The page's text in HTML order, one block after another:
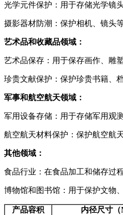
光学元件保护：用于存储光学镜
摄影器材防潮：保护相机、镜头
艺术品和收藏品领域：
艺术品保存：用于保存画作、雕
珍贵文献保护：保护珍贵书籍、
军事和航空航天领域：
军用设备存储：用于存储军用观
航空航天材料保护：保护航空航
其他领域：
食品行业：在食品加工和储存过
博物馆和图书馆：用于保护文物
产品容积 内径尺寸（